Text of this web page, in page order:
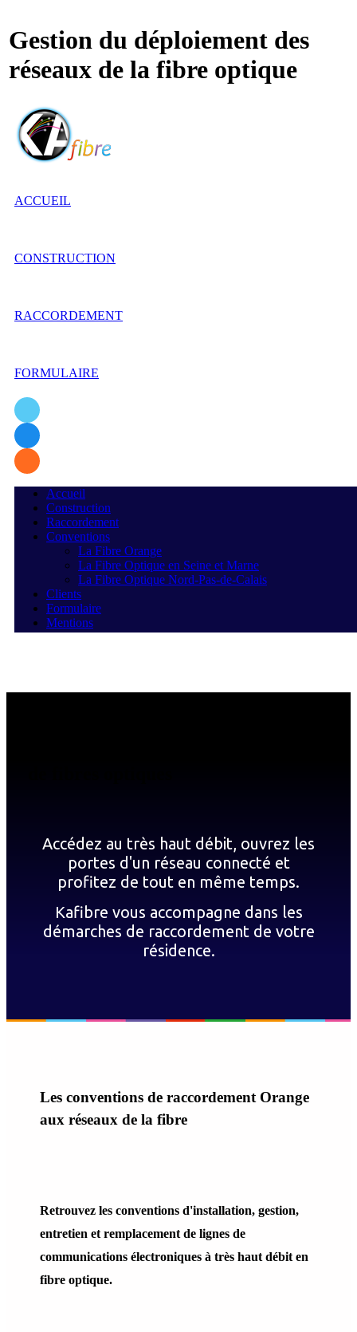
Gestion du déploiement des
réseaux de la fibre optique
ACCUEIL
CONSTRUCTION
RACCORDEMENT
FORMULAIRE
Accueil
Construction
Raccordement
Conventions
La Fibre Orange
La Fibre Optique en Seine et Marne
La Fibre Optique Nord-Pas-de-Calais
Clients
Formulaire
Mentions
Accédez au très haut débit, ouvrez les
portes d'un réseau connecté et
profitez de tout en même temps.
Kafibre vous accompagne dans les
démarches de raccordement de votre
résidence.
Retrouvez les conventions d'installation, gestion,
entretien et remplacement de lignes de
communications électroniques à très haut débit en
fibre optique.
Les conventions de raccordement Orange
aux réseaux de la fibre